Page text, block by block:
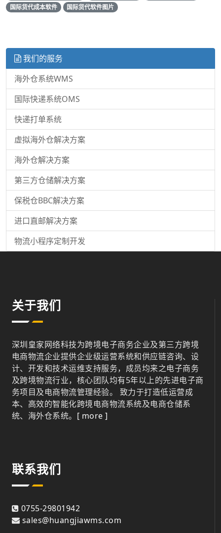
国际货代成本软件
国际货代软件图片
我们的服务
海外仓系统WMS
国际快递系统OMS
快递打单系统
虚拟海外仓解决方案
海外仓解决方案
第三方仓储解决方案
保税仓BBC解决方案
进口直邮解决方案
物流小程序定制开发
关于我们
深圳皇家网络科技为跨境电子商务企业及第三方跨境
电商物流企业提供企业级运营系统和供应链咨询、设
计、开发和技术运维支持服务，成员均来之电子商务
及跨境物流行业，核心团队均有5年以上的先进电子商
务项目及电商物流管理经验。 致力于打造低运营成
本、高效的智能化跨境电商物流系统及电商仓储系
统、海外仓系统。 [ more ]
联系我们
0755-29801942
sales@huangjiawms.com